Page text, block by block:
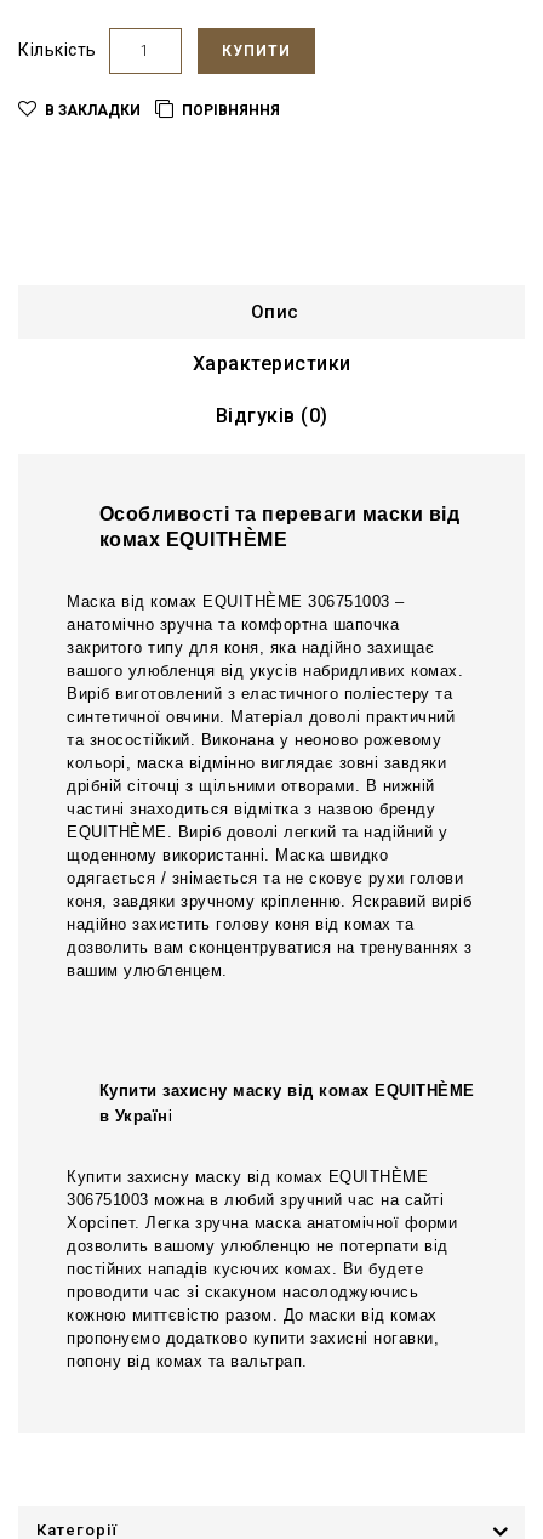
Кількість КУПИТИ
В ЗАКЛАДКИ ПОРІВНЯННЯ
Опис
Характеристики
Відгуків (0)
Особливості та переваги маски від
комах EQUITHÈME
Маска від комах EQUITHÈME 306751003 –
анатомічно зручна та комфортна шапочка
закритого типу для коня, яка надійно захищає
вашого улюбленця від укусів набридливих комах.
Виріб виготовлений з еластичного поліестеру та
синтетичної овчини. Матеріал доволі практичний
та зносостійкий. Виконана у неоново рожевому
кольорі, маска відмінно виглядає зовні завдяки
дрібній сіточці з щільними отворами. В нижній
частині знаходиться відмітка з назвою бренду
EQUITHÈME. Виріб доволі легкий та надійний у
щоденному використанні. Маска швидко
одягається / знімається та не сковує рухи голови
коня, завдяки зручному кріпленню. Яскравий виріб
надійно захистить голову коня від комах та
дозволить вам сконцентруватися на тренуваннях з
вашим улюбленцем.
Купити захисну маску від комах EQUITHÈME
в Україні
Купити захисну маску від комах EQUITHÈME
306751003 можна в любий зручний час на сайті
Хорсіпет. Легка зручна маска анатомічної форми
дозволить вашому улюбленцю не потерпати від
постійних нападів кусючих комах. Ви будете
проводити час зі скакуном насолоджуючись
кожною миттєвістю разом. До маски від комах
пропонуємо додатково купити захисні ногавки,
попону від комах та вальтрап.
Категорії